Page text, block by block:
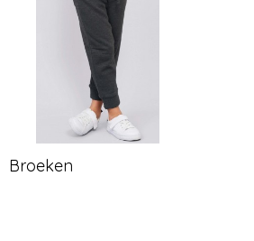
Broeken